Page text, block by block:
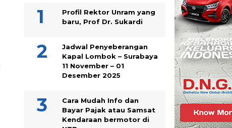
Profil Rektor Unram yang
baru, Prof Dr. Sukardi
Jadwal Penyeberangan
Kapal Lombok – Surabaya
11 November – 01
Desember 2025
Cara Mudah Info dan
Bayar Pajak atau Samsat
Kendaraan bermotor di